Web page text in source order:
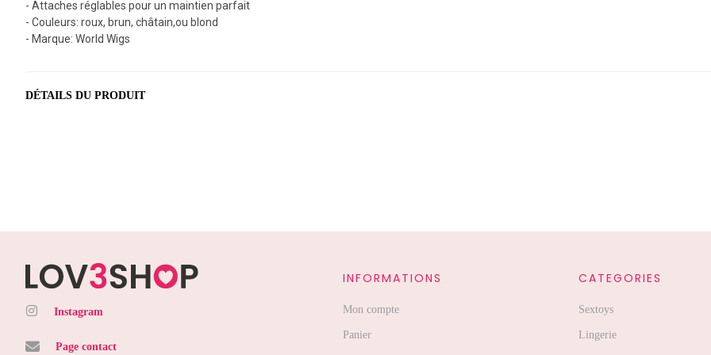
- Attaches réglables pour un maintien parfait
- Couleurs: roux, brun, châtain,ou blond
- Marque: World Wigs
DÉTAILS DU PRODUIT
Instagram
Page contact
INFORMATIONS
Mon compte
Panier
CATEGORIES
Sextoys
Lingerie